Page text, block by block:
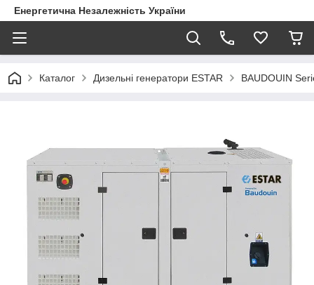
Енергетична Незалежність України
Каталог Дизельні генератори ESTAR BAUDOUIN